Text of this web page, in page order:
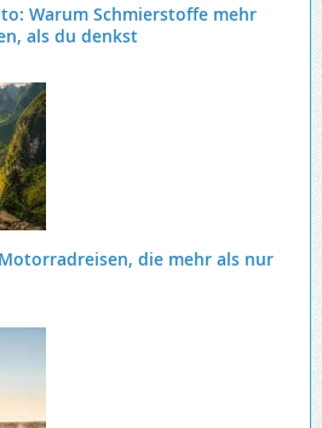
Warum Schmierstoffe mehr
als du denkst
die mehr als nur